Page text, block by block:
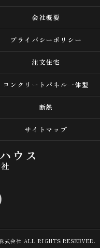
会社概要
プライバシーポリシー
注文住宅
コンクリートパネル一体型
断熱
サイトマップ
式会社 ALL RIGHTS RESERVED.